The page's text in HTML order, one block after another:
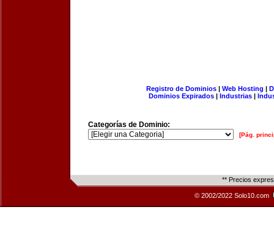
Registro de Dominios| Web Hosting |
Dominios Expirados | Industrias |
Categorías de Dominio:
[Pág.
** Precios
© 2002/2022 Solo10.com